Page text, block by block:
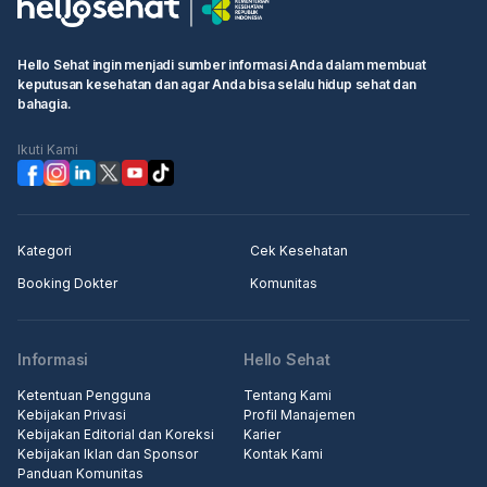
Hello Sehat ingin menjadi sumber informasi Anda dalam membuat
keputusan kesehatan dan agar Anda bisa selalu hidup sehat dan
bahagia.
Ikuti Kami
Kategori
Cek Kesehatan
Booking Dokter
Komunitas
Informasi
Ketentuan Pengguna
Kebijakan Privasi
Kebijakan Editorial dan Koreksi
Kebijakan Iklan dan Sponsor
Panduan Komunitas
Hello Sehat
Tentang Kami
Profil Manajemen
Karier
Kontak Kami